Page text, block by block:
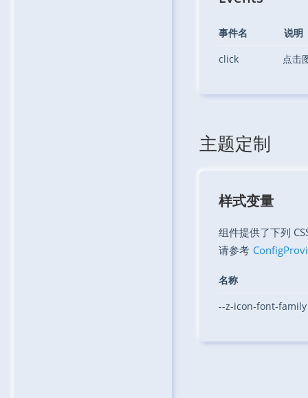
事件名
说明
click
点击
主题定制
样式变量
组件提供了下列
请参考
名称
--z-icon-font-family